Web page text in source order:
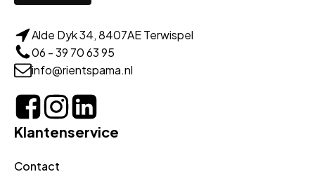
Alde Dyk 34, 8407AE Terwispel
06 - 39 70 63 95
info@rientspama.nl
Klantenservice
Contact